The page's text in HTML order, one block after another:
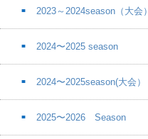
2023～2024season（大会）
2024〜2025 season
2024〜2025season(大会）
2025〜2026 Season